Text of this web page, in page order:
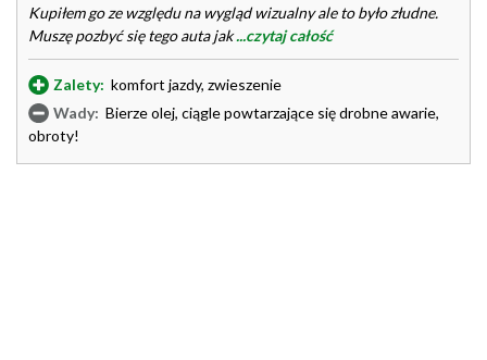
Kupiłem go ze względu na wygląd wizualny ale to było złudne.
Muszę pozbyć się tego auta jak...czytaj całość
Zalety: komfort jazdy, zwieszenie
Wady: Bierze olej, ciągle powtarzające się drobne awarie,
obroty!